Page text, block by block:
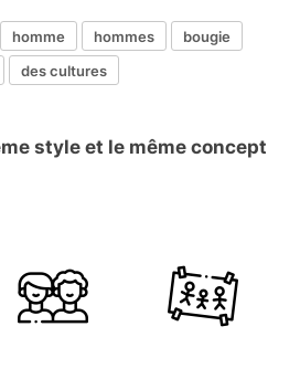
homme hommes
bougie
des cultures
style et le même concept